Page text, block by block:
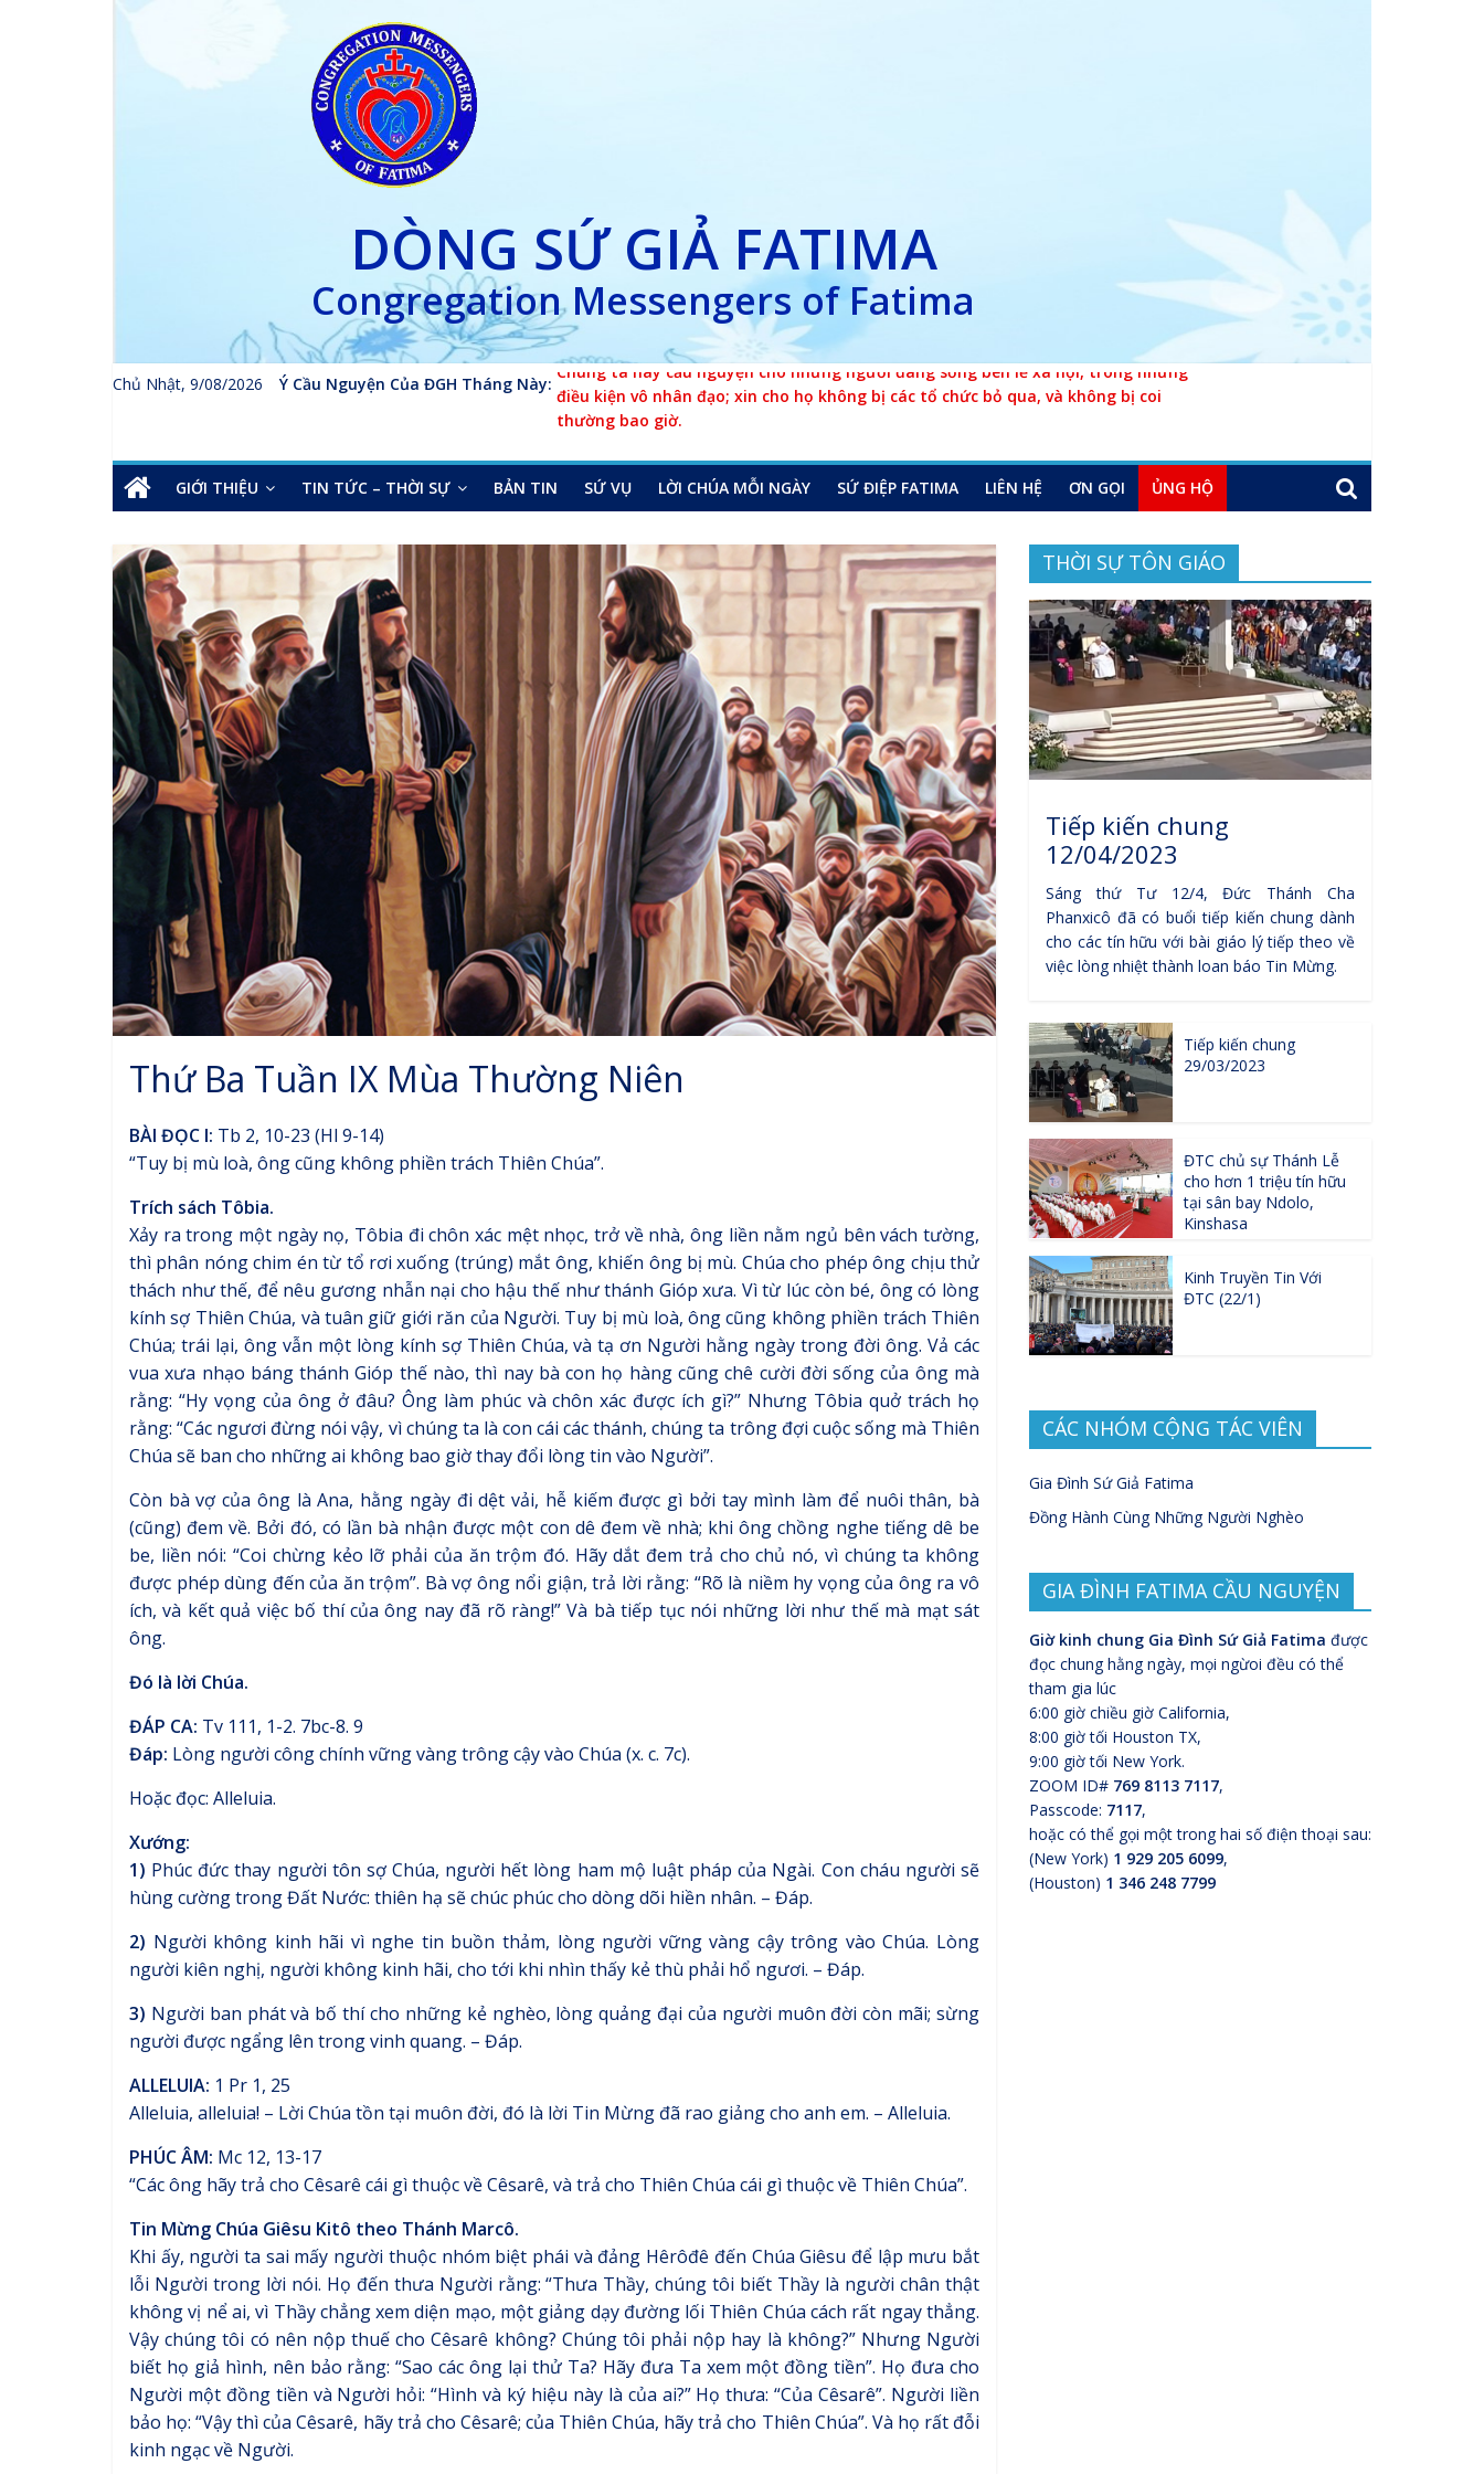
DÒNG SỨ GIẢ FATIMA
Congregation Messengers of Fatima
Chủ Nhật, 9/08/2026 Ý Cầu Nguyện Của ĐGH Tháng Này: Chúng ta hãy cầu nguyện cho những người đang sống bên lề xã hội, trong những
điều kiện vô nhân đạo; xin cho họ không bị các tổ chức bỏ qua, và không bị coi
thường bao giờ.
GIỚI THIỆU TIN TỨC – THỜI SỰ BẢN TIN SỨ VỤ LỜI CHÚA MỖI NGÀY SỨ ĐIỆP FATIMA LIÊN HỆ ƠN GỌI ỦNG HỘ
Thứ Ba Tuần IX Mùa Thường Niên
BÀI ĐỌC I: Tb 2, 10-23 (Hl 9-14)
“Tuy bị mù loà, ông cũng không phiền trách Thiên Chúa”.
Trích sách Tôbia.
Xảy ra trong một ngày nọ, Tôbia đi chôn xác mệt nhọc, trở về nhà, ông liền nằm ngủ bên vách tường,
thì phân nóng chim én từ tổ rơi xuống (trúng) mắt ông, khiến ông bị mù. Chúa cho phép ông chịu thử
thách như thế, để nêu gương nhẫn nại cho hậu thế như thánh Gióp xưa. Vì từ lúc còn bé, ông có lòng
kính sợ Thiên Chúa, và tuân giữ giới răn của Người. Tuy bị mù loà, ông cũng không phiền trách Thiên
Chúa; trái lại, ông vẫn một lòng kính sợ Thiên Chúa, và tạ ơn Người hằng ngày trong đời ông. Vả các
vua xưa nhạo báng thánh Gióp thế nào, thì nay bà con họ hàng cũng chê cười đời sống của ông mà
rằng: “Hy vọng của ông ở đâu? Ông làm phúc và chôn xác được ích gì?” Nhưng Tôbia quở trách họ
rằng: “Các ngươi đừng nói vậy, vì chúng ta là con cái các thánh, chúng ta trông đợi cuộc sống mà Thiên
Chúa sẽ ban cho những ai không bao giờ thay đổi lòng tin vào Người”.
Còn bà vợ của ông là Ana, hằng ngày đi dệt vải, hễ kiếm được gì bởi tay mình làm để nuôi thân, bà
(cũng) đem về. Bởi đó, có lần bà nhận được một con dê đem về nhà; khi ông chồng nghe tiếng dê be
be, liền nói: “Coi chừng kẻo lỡ phải của ăn trộm đó. Hãy dắt đem trả cho chủ nó, vì chúng ta không
được phép dùng đến của ăn trộm”. Bà vợ ông nổi giận, trả lời rằng: “Rõ là niềm hy vọng của ông ra vô
ích, và kết quả việc bố thí của ông nay đã rõ ràng!” Và bà tiếp tục nói những lời như thế mà mạt sát
ông.
Đó là lời Chúa.
ĐÁP CA: Tv 111, 1-2. 7bc-8. 9
Đáp: Lòng người công chính vững vàng trông cậy vào Chúa (x. c. 7c).
Hoặc đọc: Alleluia.
Xướng:
1) Phúc đức thay người tôn sợ Chúa, người hết lòng ham mộ luật pháp của Ngài. Con cháu người sẽ
hùng cường trong Đất Nước: thiên hạ sẽ chúc phúc cho dòng dõi hiền nhân. – Đáp.
2) Người không kinh hãi vì nghe tin buồn thảm, lòng người vững vàng cậy trông vào Chúa. Lòng
người kiên nghị, người không kinh hãi, cho tới khi nhìn thấy kẻ thù phải hổ ngươi. – Đáp.
3) Người ban phát và bố thí cho những kẻ nghèo, lòng quảng đại của người muôn đời còn mãi; sừng
người được ngẩng lên trong vinh quang. – Đáp.
ALLELUIA: 1 Pr 1, 25
Alleluia, alleluia! – Lời Chúa tồn tại muôn đời, đó là lời Tin Mừng đã rao giảng cho anh em. – Alleluia.
PHÚC ÂM: Mc 12, 13-17
“Các ông hãy trả cho Cêsarê cái gì thuộc về Cêsarê, và trả cho Thiên Chúa cái gì thuộc về Thiên Chúa”.
Tin Mừng Chúa Giêsu Kitô theo Thánh Marcô.
Khi ấy, người ta sai mấy người thuộc nhóm biệt phái và đảng Hêrôđê đến Chúa Giêsu để lập mưu bắt
lỗi Người trong lời nói. Họ đến thưa Người rằng: “Thưa Thầy, chúng tôi biết Thầy là người chân thật
không vị nể ai, vì Thầy chẳng xem diện mạo, một giảng dạy đường lối Thiên Chúa cách rất ngay thẳng.
Vậy chúng tôi có nên nộp thuế cho Cêsarê không? Chúng tôi phải nộp hay là không?” Nhưng Người
biết họ giả hình, nên bảo rằng: “Sao các ông lại thử Ta? Hãy đưa Ta xem một đồng tiền”. Họ đưa cho
Người một đồng tiền và Người hỏi: “Hình và ký hiệu này là của ai?” Họ thưa: “Của Cêsarê”. Người liền
bảo họ: “Vậy thì của Cêsarê, hãy trả cho Cêsarê; của Thiên Chúa, hãy trả cho Thiên Chúa”. Và họ rất đỗi
kinh ngạc về Người.
THỜI SỰ TÔN GIÁO
Tiếp kiến chung
12/04/2023
Sáng thứ Tư 12/4, Đức Thánh Cha
Phanxicô đã có buổi tiếp kiến chung dành
cho các tín hữu với bài giáo lý tiếp theo về
việc lòng nhiệt thành loan báo Tin Mừng.
Tiếp kiến chung
29/03/2023
ĐTC chủ sự Thánh Lễ
cho hơn 1 triệu tín hữu
tại sân bay Ndolo,
Kinshasa
Kinh Truyền Tin Với
ĐTC (22/1)
CÁC NHÓM CỘNG TÁC VIÊN
Gia Đình Sứ Giả Fatima
Đồng Hành Cùng Những Người Nghèo
GIA ĐÌNH FATIMA CẦU NGUYỆN
Giờ kinh chung Gia Đình Sứ Giả Fatima được
đọc chung hằng ngày, mọi ngừoi đều có thể
tham gia lúc
6:00 giờ chiều giờ California,
8:00 giờ tối Houston TX,
9:00 giờ tối New York.
ZOOM ID# 769 8113 7117,
Passcode: 7117,
hoặc có thể gọi một trong hai số điện thoại sau:
(New York) 1 929 205 6099,
(Houston) 1 346 248 7799